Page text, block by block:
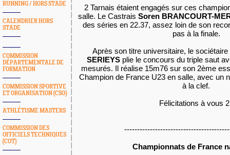
RUNNING / HORS STADE
CALENDRIER HORS
STADE
COMMISSION
DÉPARTEMENTALE DE
FORMATION
COMMISSION SPORTIVE
ET ORGANISATION (CSO)
ATHLÉTISME MASTERS
COMMISSION DES
OFFICIELS TECHNIQUES
(COT)
2 Tarnais étaient engagés sur ces
salle. Le Castrais Soren BRANCOURT-
des séries en 22.37, assez loin de son
pas à la finale.
Après son titre universitaire, le
SERIEYS plie le concours du triple saut
mesurés. Il réalise 15m76 sur son 2ème
Champion de France U23 en salle, avec un
à la clef.
Félicitations à vous
Championnats de France